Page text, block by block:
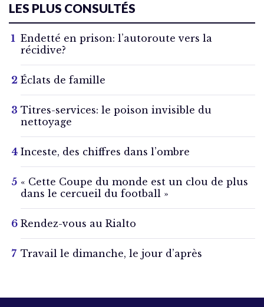
LES PLUS CONSULTÉS
Endetté en prison: l’autoroute vers la
récidive?
Éclats de famille
Titres-services: le poison invisible du
nettoyage
Inceste, des chiffres dans l’ombre
« Cette Coupe du monde est un clou de plus
dans le cercueil du football »
Rendez-vous au Rialto
Travail le dimanche, le jour d’après